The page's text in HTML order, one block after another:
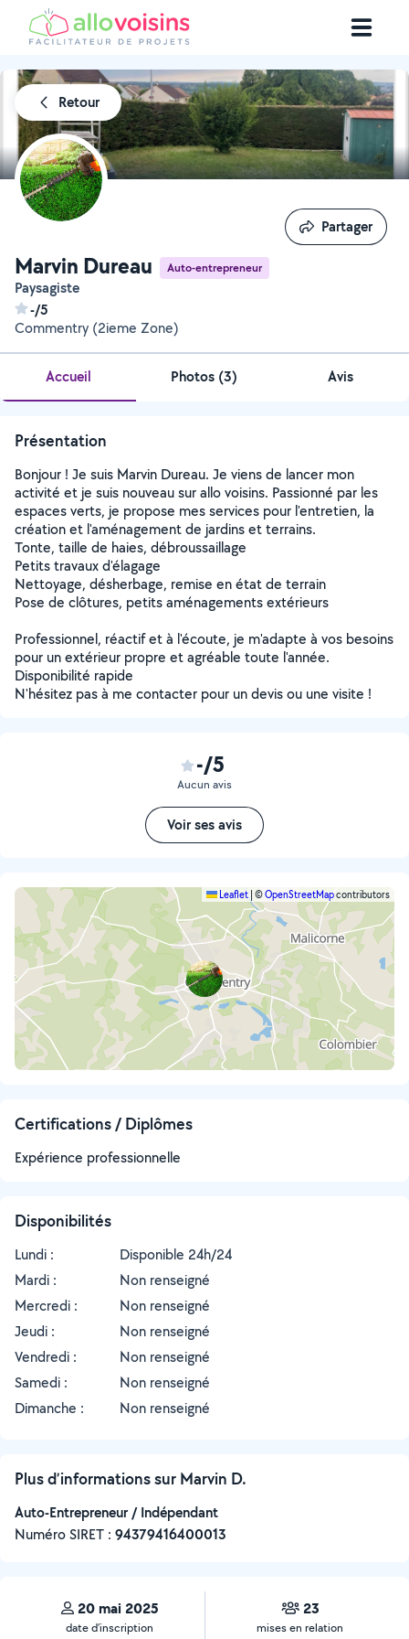
Retour
Marvin Dureau Auto-entrepreneur
Paysagiste
-/5
Commentry (2ieme Zone)
Partager
Partager
Accueil Photos (3) Avis
Présentation
Bonjour ! Je suis Marvin Dureau. Je viens de lancer mon
activité et je suis nouveau sur allo voisins. Passionné par les
espaces verts, je propose mes services pour l'entretien, la
création et l'aménagement de jardins et terrains.
Tonte, taille de haies, débroussaillage
Petits travaux d'élagage
Nettoyage, désherbage, remise en état de terrain
Pose de clôtures, petits aménagements extérieurs
Professionnel, réactif et à l'écoute, je m'adapte à vos besoins
pour un extérieur propre et agréable toute l'année.
Disponibilité rapide
N'hésitez pas à me contacter pour un devis ou une visite !
-/5
Aucun avis
Voir ses avis
Leaflet ©OpenStreetMapcontributors
Certifications / Diplômes
Expérience professionnelle
Disponibilités
Lundi :
Disponible 24h/24
Mardi :
Non renseigné
Mercredi :
Non renseigné
Jeudi :
Non renseigné
Vendredi :
Non renseigné
Samedi :
Non renseigné
Dimanche :
Non renseigné
Plus d’informations sur Marvin D.
Auto-Entrepreneur / Indépendant
Numéro SIRET : ‍94379416400013
20 mai 2025
date d’inscription
23
mises en relation